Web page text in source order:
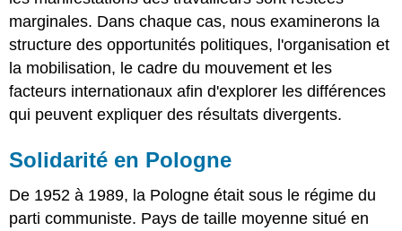
marginales. Dans chaque cas, nous examinerons la
structure des opportunités politiques, l'organisation et
la mobilisation, le cadre du mouvement et les
facteurs internationaux afin d'explorer les différences
qui peuvent expliquer des résultats divergents.
Solidarité en Pologne
De 1952 à 1989, la Pologne était sous le régime du
parti communiste. Pays de taille moyenne situé en